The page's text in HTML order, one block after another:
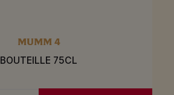
MUMM 4
BOUTEILLE 75CL